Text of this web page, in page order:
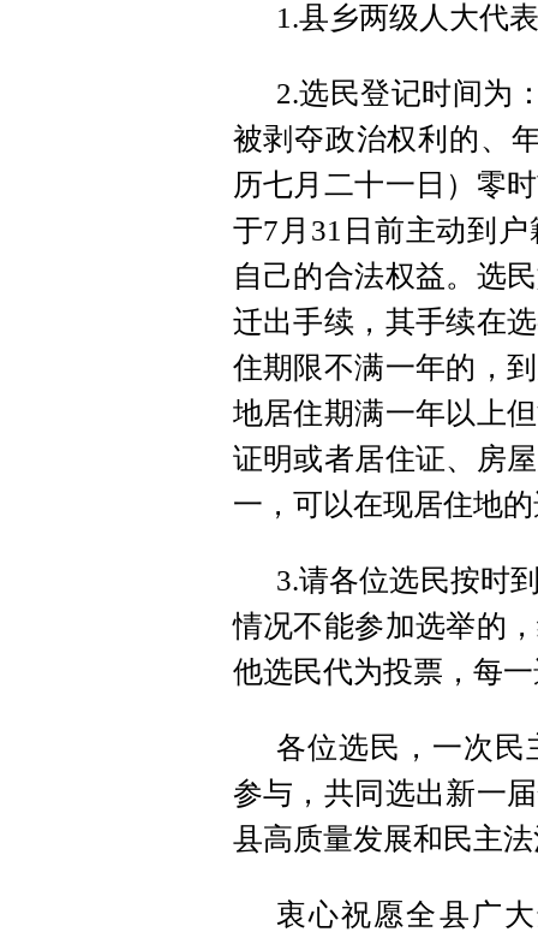
1.县乡两级人大代
2.选民登记时间为
被剥夺政治权利的、
历七月二十一日）零
于7月31日前主动到
自己的合法权益。选
迁出手续，其手续在
住期限不满一年的，
地居住期满一年以上
证明或者居住证、房
一，可以在现居住地
3.请各位选民按时
情况不能参加选举的
他选民代为投票，每
各位选民，一次民
参与，共同选出新一
县高质量发展和民主
衷心祝愿全县广